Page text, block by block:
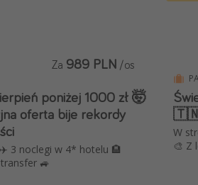
poniżej 1000 zł 🤯
oferta bije rekordy
3 noclegi w 4* hotelu 🏨
🚙
Za 989 PLN /os
W
🎨 Z